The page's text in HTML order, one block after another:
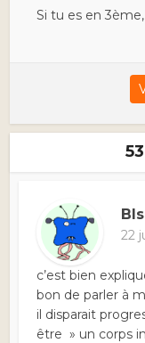
Si tu es en
Bls
22
c’est bien
bon de parler à
il disparait
être » un corps